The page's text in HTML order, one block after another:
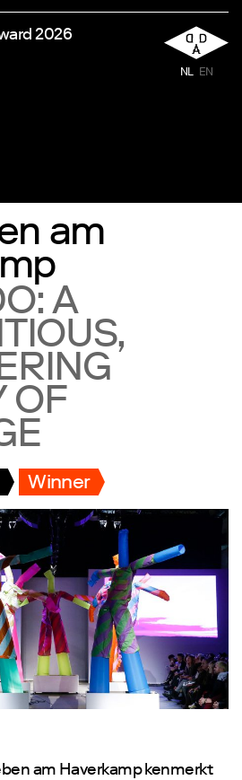
2026
NL EN
am
A
OF
Winner
am Haverkamp kenmerkt